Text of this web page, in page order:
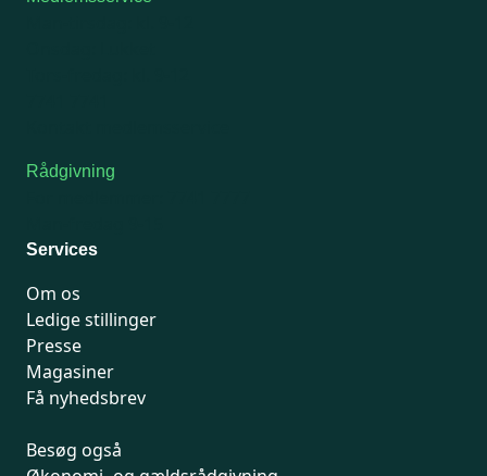
Rådgivning
Services
Om os
Ledige stillinger
Presse
Magasiner
Få nyhedsbrev
Besøg også